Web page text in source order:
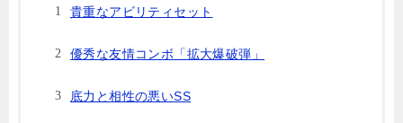
貴重なアビリティセット
優秀な友情コンボ「拡大爆破弾」
底力と相性の悪いSS